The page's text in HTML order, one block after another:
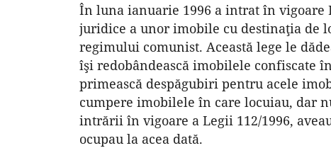
În luna ianuarie 1996 a intrat în vigoare
juridice a unor imobile cu destinaţia de
regimului comunist. Această lege le
îşi redobândească imobilele confiscate
primească despăgubiri pentru acele
cumpere imobilele în care locuiau, dar
intrării în vigoare a Legii 112/1996,
ocupau la acea dată.